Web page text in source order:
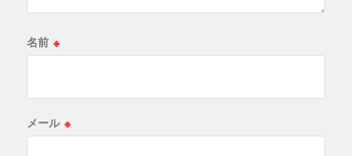
名前 ※
メール ※